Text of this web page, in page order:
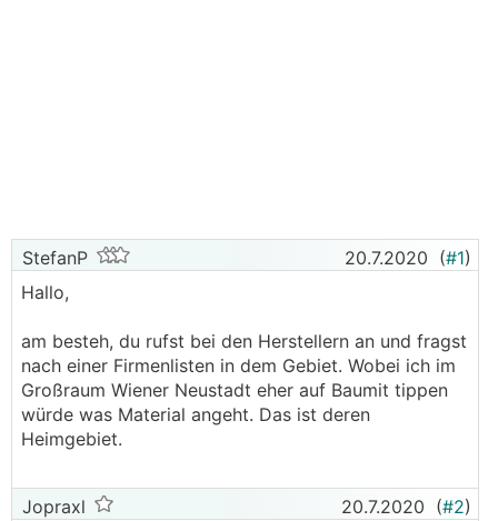
StefanP 20.7.2020 (#1)
Hallo,
am besteh, du rufst bei den Herstellern an und fragst
nach einer Firmenlisten in dem Gebiet. Wobei ich im
Großraum Wiener Neustadt eher auf Baumit tippen
würde was Material angeht. Das ist deren
Heimgebiet.
Jopraxl 20.7.2020 (#2)